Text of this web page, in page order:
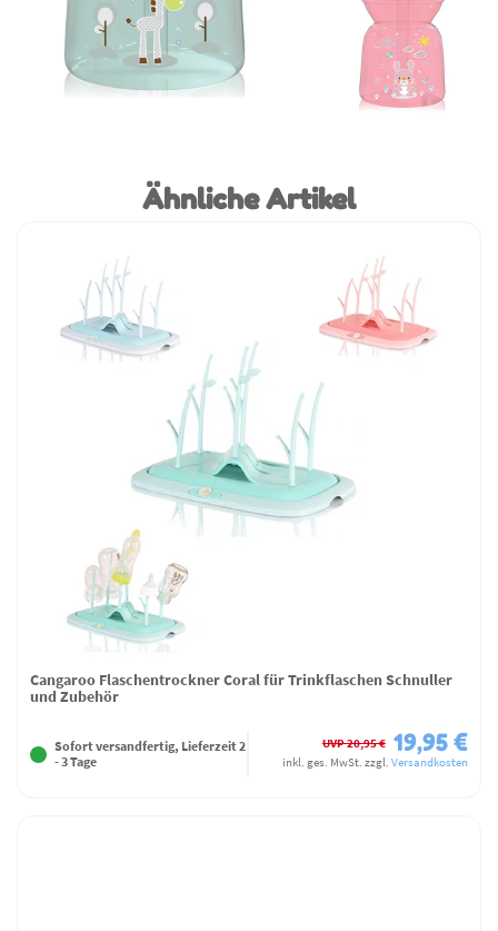
Ähnliche Artikel
Cangaroo Flaschentrockner Coral für Trinkflaschen Schnuller
und Zubehör
Sofort versandfertig, Lieferzeit 2
- 3 Tage
UVP 20,95 € 19,95 €
inkl. ges. MwSt. zzgl. Versandkosten